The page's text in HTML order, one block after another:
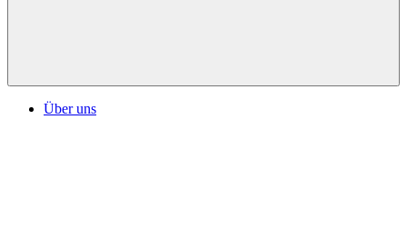
Über uns